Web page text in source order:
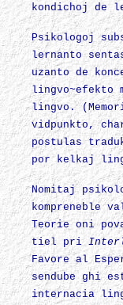
kondichoj de
Psikologoj
lernanto
uzanto de
lingvo~efekto
lingvo.
vidpunkto,
postulas
por kelkaj
Nomitaj
kompreneble
Teorie oni
tiel pri
Favore al
sendube ghi
internacia